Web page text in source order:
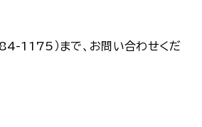
1175）まで、お問い合わせくだ